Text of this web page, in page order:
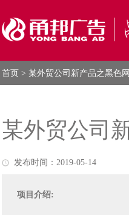
首页 > 某外贸公司新产品之黑色
某外贸公司
发布时间：2019-05-14
项目介绍: